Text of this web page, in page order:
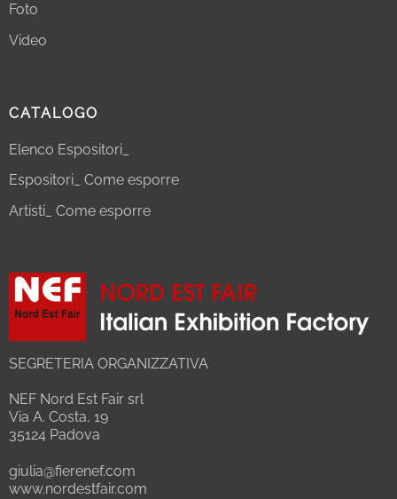
Foto
Video
CATALOGO
Elenco Espositori_
Espositori_ Come esporre
Artisti_ Come esporre
SEGRETERIA ORGANIZZATIVA
NEF Nord Est Fair srl
Via A. Costa, 19
35124 Padova
giulia@fierenef.com
www.nordestfair.com